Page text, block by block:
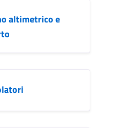
altimetrico e